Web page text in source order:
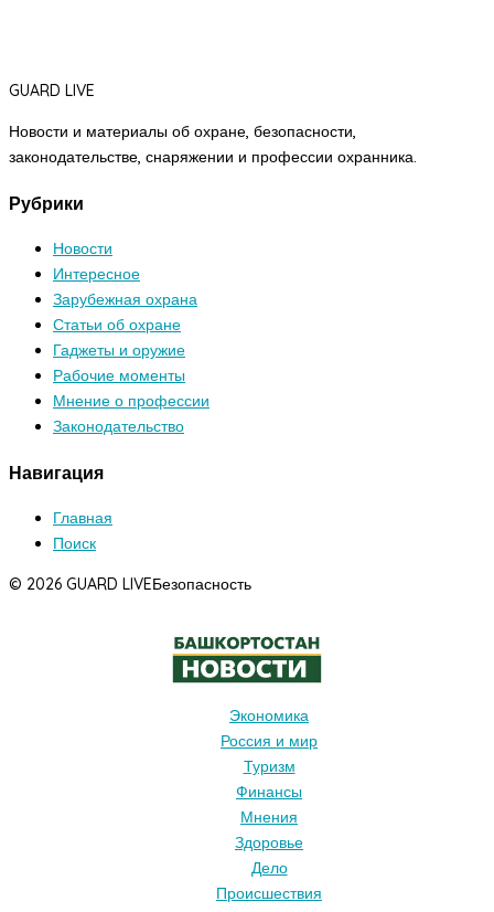
GUARD LIVE
Новости и материалы об охране, безопасности,
законодательстве, снаряжении и профессии охранника.
Рубрики
Новости
Интересное
Зарубежная охрана
Статьи об охране
Гаджеты и оружие
Рабочие моменты
Мнение о профессии
Законодательство
Навигация
Главная
Поиск
© 2026 GUARD LIVEБезопасность
Экономика
Россия и мир
Туризм
Финансы
Мнения
Здоровье
Дело
Происшествия